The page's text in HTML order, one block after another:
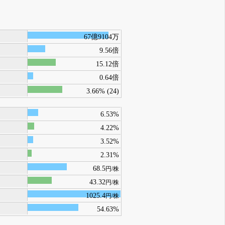
67億9104万
9.56倍
15.12倍
0.64倍
3.66% (24)
6.53%
4.22%
3.52%
2.31%
68.5円/株
43.32 円/株
1025.4円/株
54.63%